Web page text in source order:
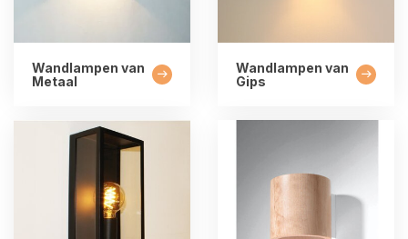
Wandlampen van
Metaal
Wandlampen van
Gips